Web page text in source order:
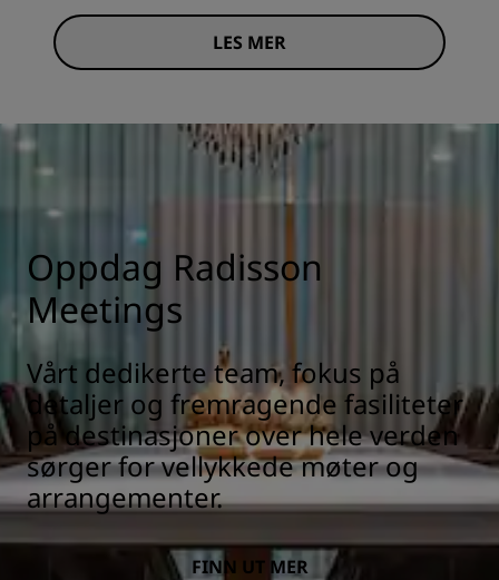
LES MER
Oppdag Radisson
Meetings
Vårt dedikerte team, fokus på
detaljer og fremragende fasiliteter
på destinasjoner over hele verden
sørger for vellykkede møter og
arrangementer.
FINN UT MER